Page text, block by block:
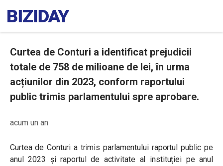
Curtea de Conturi a identificat prejudicii
totale de 758 de milioane de lei, în urma
acțiunilor din 2023, conform raportului
public trimis parlamentului spre aprobare.
acum un an
Curtea de Conturi a trimis parlamentului raportul public pe
anul 2023 și raportul de activitate al instituției pe anul